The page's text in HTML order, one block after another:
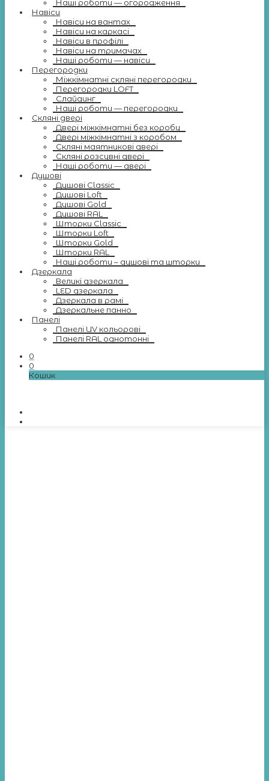
Наші роботи — огородження
Навіси
Навіси на вантах
Навіси на каркасі
Навіси в профілі
Навіси на тримачах
Наші роботи — навіси
Перегородки
Міжкімнатні скляні перегородки
Перегородки LOFT
Слайдинг
Наші роботи — перегородки
Скляні двері
Двері міжкімнатні без коробу
Двері міжкімнатні з коробом
Скляні маятникові двері
Скляні розсувні двері
Наші роботи — двері
Душові
Душові Classic
Душові Loft
Душові Gold
Душові RAL
Шторки Classic
Шторки Loft
Шторки Gold
Шторки RAL
Наші роботи – душові та шторки
Дзеркала
Великі дзеркала
LED дзеркала
Дзеркала в рамі
Дзеркальне панно
Панелі
Панелі UV кольорові
Панелі RAL однотонні
0
0
Кошик